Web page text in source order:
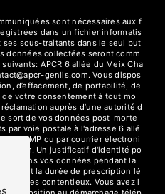
sont nécessaires aux f
dans un fichier informatis
ses sous-traitants dans le seul but
données collectées seront comm
APCR 6 allée du Meix Cha
genlis.com. Vous dispos
d’effacement, de portabilité, de
votre consentement à tout mo
auprès d’une autorité d
sort de vos données post-morte
par voie postale à l'adresse 6 allé
ou par courrier électroni
Un justificatif d'identité po
vos données pendant la
la durée de prescription lé
des contentieux. Vous avez l